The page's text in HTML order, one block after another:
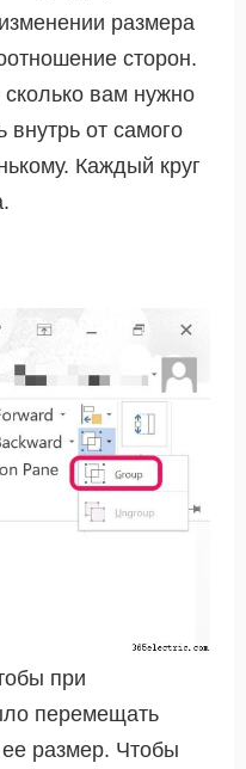
размера
сторон.
сколько вам нужно
от самого
Каждый круг
при
перемещать
размер. Чтобы